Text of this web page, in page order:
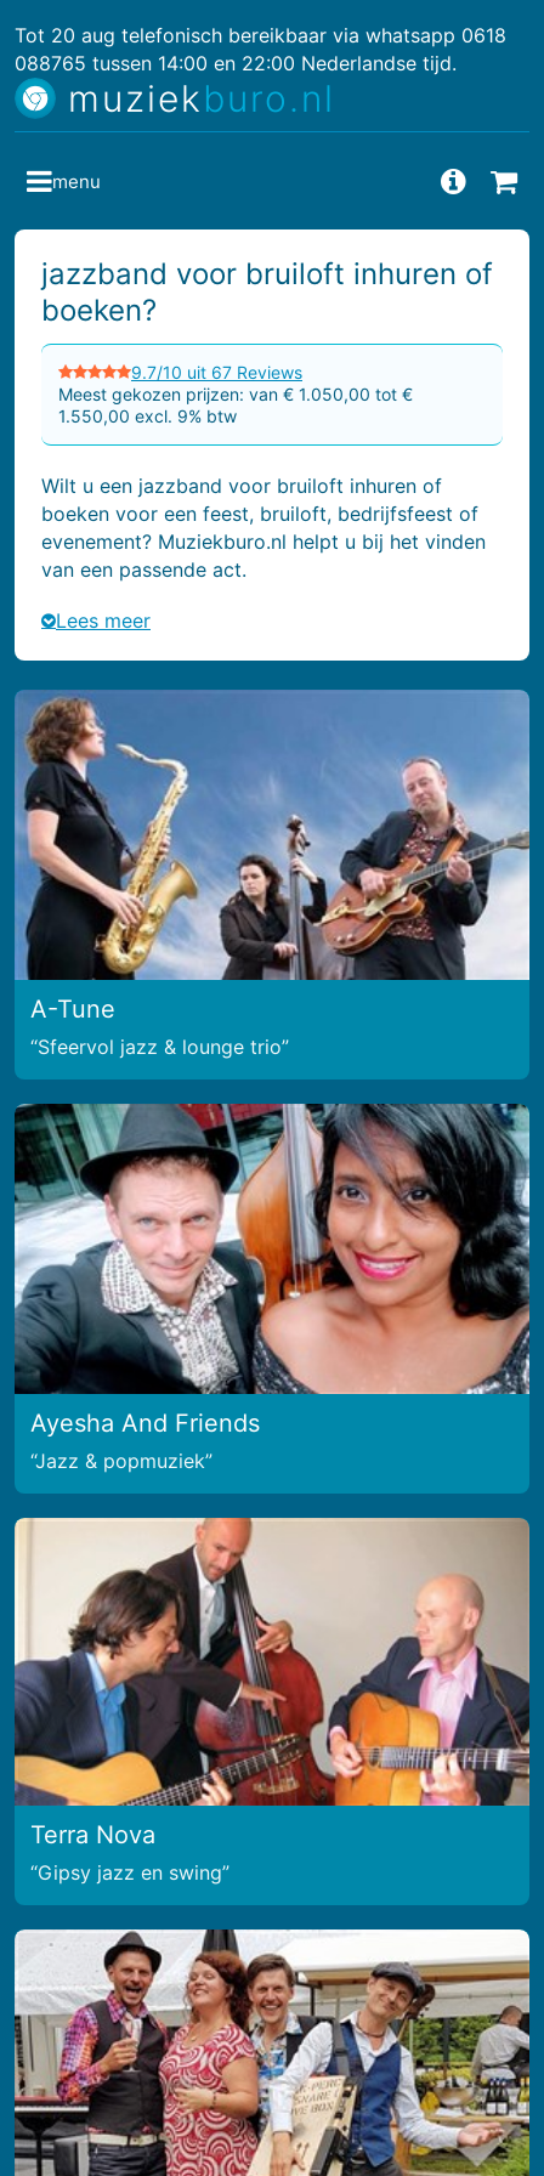
Tot 20 aug telefonisch bereikbaar via whatsapp 0618
088765 tussen 14:00 en 22:00 Nederlandse tijd.
muziekburo.nl
jazzband voor bruiloft inhuren of
boeken?
9.7/10 uit 67 Reviews
Meest gekozen prijzen: van € 1.050,00 tot €
1.550,00 excl. 9% btw
Wilt u een jazzband voor bruiloft inhuren of
boeken voor een feest, bruiloft, bedrijfsfeest of
evenement? Muziekburo.nl helpt u bij het vinden
van een passende act.
Lees meer
A-Tune
Sfeervol jazz & lounge trio
Ayesha And Friends
Jazz & popmuziek
Terra Nova
Gipsy jazz en swing
menu